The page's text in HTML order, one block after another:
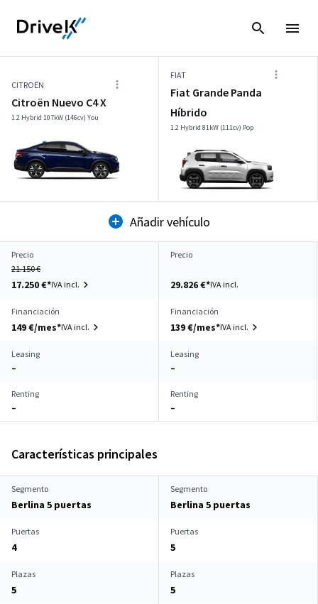
CITROËN
Citroën Nuevo C4 X
1.2 Hybrid 107kW (146cv) You
FIAT
Fiat Grande Panda
Híbrido
1.2 Hybrid 81kW (111cv) Pop
Añadir vehículo
Precio
21.150 €
17.250 €*IVA incl.
Precio
29.826 €*IVA incl.
Financiación
149 €/mes*IVA incl.
Financiación
139 €/mes*IVA incl.
Leasing
–
Leasing
–
Renting
–
Renting
–
Características principales
Segmento
Berlina 5 puertas
Segmento
Berlina 5 puertas
Puertas
4
Puertas
5
Plazas
5
Plazas
5